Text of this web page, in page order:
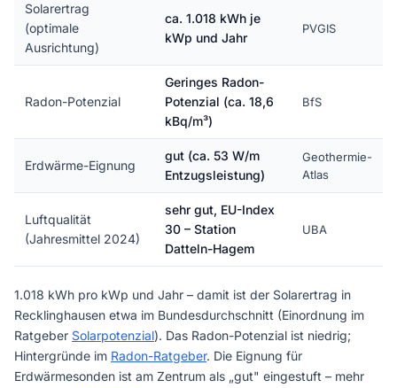
Solarertrag
(optimale
Ausrichtung)
ca. 1.018 kWh je
kWp und Jahr
PVGIS
Radon-Potenzial
Geringes Radon-
Potenzial (ca. 18,6
kBq/m³)
BfS
Erdwärme-Eignung
gut (ca. 53 W/m
Entzugsleistung)
Geothermie-
Atlas
Luftqualität
(Jahresmittel 2024)
sehr gut, EU-Index
30 – Station
Datteln-Hagem
UBA
1.018 kWh pro kWp und Jahr – damit ist der Solarertrag in
Recklinghausen etwa im Bundesdurchschnitt (Einordnung im
Ratgeber Solarpotenzial). Das Radon-Potenzial ist niedrig;
Hintergründe im Radon-Ratgeber. Die Eignung für
Erdwärmesonden ist am Zentrum als „gut" eingestuft – mehr